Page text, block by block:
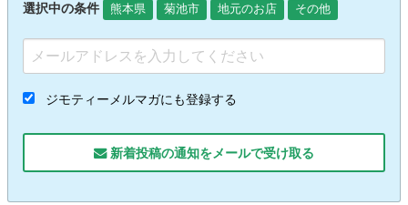
選択中の条件 熊本県 菊池市 地元のお店 その他
ジモティーメルマガにも登録する
新着投稿の通知をメールで受け取る